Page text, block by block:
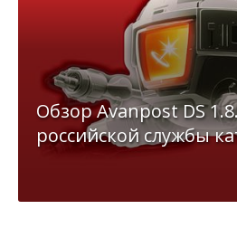
Обзор Avanpost DS
российской службы